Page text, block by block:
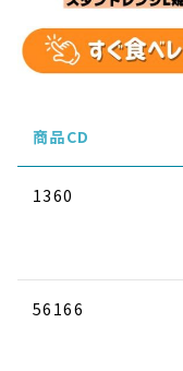
商品CD
1360
56166